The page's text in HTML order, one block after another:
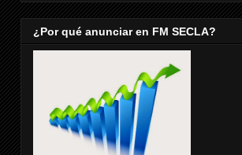
¿Por qué anunciar en FM SECLA?